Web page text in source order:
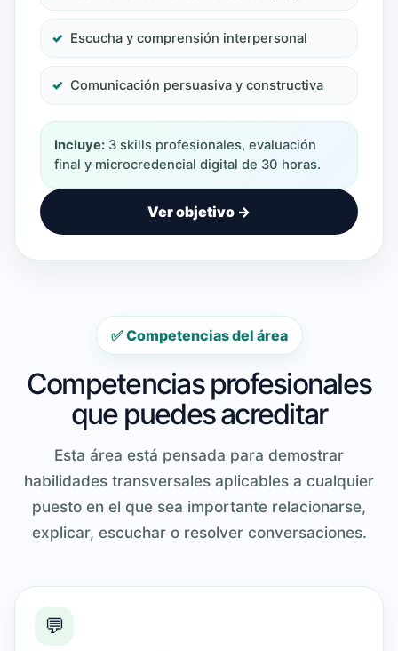
Escucha y comprensión interpersonal
Comunicación persuasiva y constructiva
Incluye: 3 skills profesionales, evaluación
final y microcredencial digital de 30 horas.
Ver objetivo →
✅ Competencias del área
Competencias profesionales
que puedes acreditar
Esta área está pensada para demostrar
habilidades transversales aplicables a cualquier
puesto en el que sea importante relacionarse,
explicar, escuchar o resolver conversaciones.
💬